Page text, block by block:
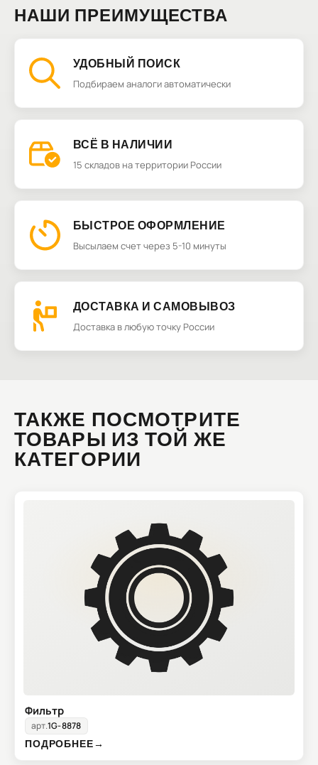
НАШИ ПРЕИМУЩЕСТВА
УДОБНЫЙ ПОИСК
Подбираем аналоги автоматически
ВСЁ В НАЛИЧИИ
15 складов на территории России
БЫСТРОЕ ОФОРМЛЕНИЕ
Высылаем счет через 5-10 минуты
ДОСТАВКА И САМОВЫВОЗ
Доставка в любую точку России
ТАКЖЕ ПОСМОТРИТЕ
ТОВАРЫ ИЗ ТОЙ ЖЕ
КАТЕГОРИИ
Фильтр
арт.1G-8878
ПОДРОБНЕЕ→